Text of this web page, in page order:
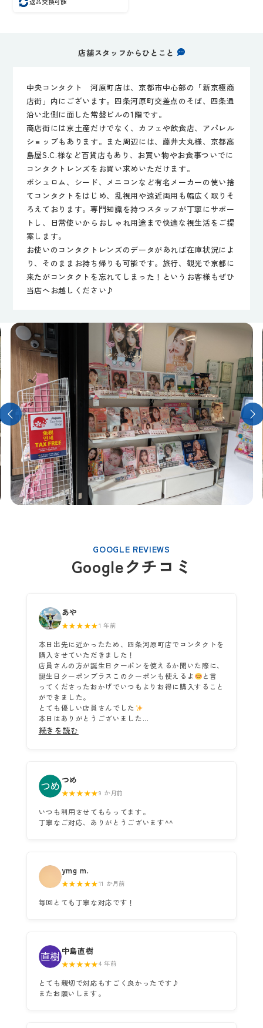
店舗スタッフからひとこと
中央コンタクト 河原町店は、京都市中心部の「新京極商
店街」内にございます。四条河原町交差点のそば、四条通
沿い北側に面した常盤ビルの1階です。
商店街には京土産だけでなく、カフェや飲食店、アパレル
ショップもあります。また周辺には、藤井大丸様、京都高
島屋S.C.様など百貨店もあり、お買い物やお食事ついでに
コンタクトレンズをお買い求めいただけます。
ボシュロム、シード、メニコンなど有名メーカーの使い捨
てコンタクトをはじめ、乱視用や遠近両用も幅広く取りそ
ろえております。専門知識を持つスタッフが丁寧にサポー
トし、日常使いからおしゃれ用途まで快適な視生活をご提
案します。
お使いのコンタクトレンズのデータがあれば在庫状況によ
り、そのままお持ち帰りも可能です。旅行、観光で京都に
来たがコンタクトを忘れてしまった！というお客様もぜひ
当店へお越しください♪
GOOGLE REVIEWS
Googleクチコミ
あや
★★★★★1 年前
本日出先に近かったため、四条河原町店でコンタクトを
購入させていただきました！
店員さんの方が誕生日クーポンを使えるか聞いた際に、
誕生日クーポンプラスこのクーポンも使えるよ
と言
ってくださったおかげでいつもよりお得に購入すること
ができました。
とても優しい店員さんでした
本日はありがとうございました...
続きを読む
つめ
★★★★★9 か月前
いつも利用させてもらってます。
丁寧なご対応、ありがとうございます^^
ymg m.
★★★★★11 か月前
毎回とても丁寧な対応です！
中島直樹
★★★★★4 年前
とても親切で対応もすごく良かったです♪
またお願いします。